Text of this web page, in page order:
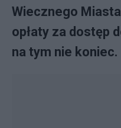
Wiecznego
opłaty za dostęp
na tym nie koniec.